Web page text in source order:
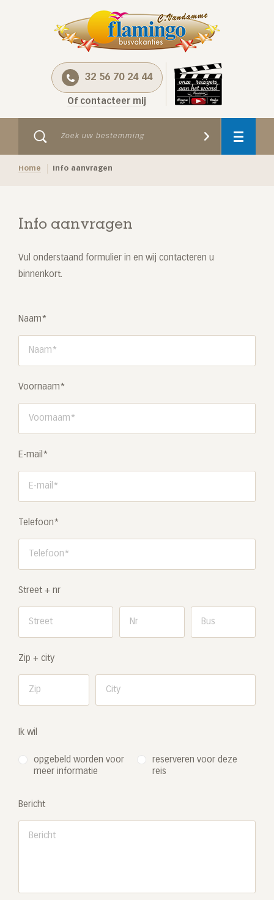
32 56 70 24 44
Of contacteer mij
Home Info aanvragen
Info aanvragen
Vul onderstaand formulier in en wij contacteren u
binnenkort.
Naam*
Voornaam*
E-mail*
Telefoon*
Street + nr
Zip + city
Ik wil
opgebeld worden voor
meer informatie
reserveren voor deze
reis
Bericht